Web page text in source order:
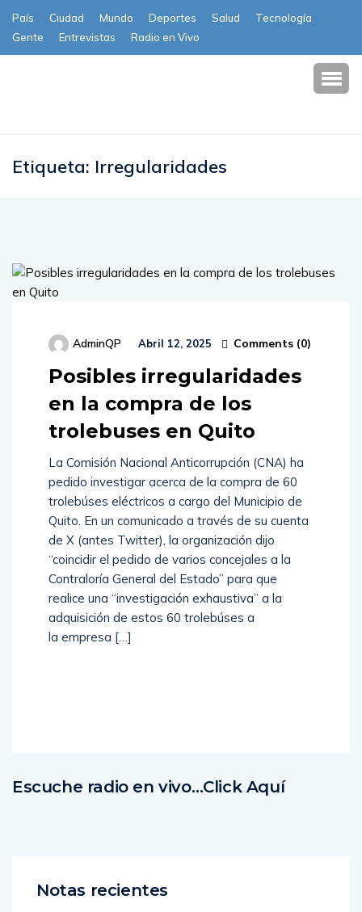
País Ciudad Mundo Deportes Salud
Tecnología
Gente
Entrevistas Radio en Vivo
Etiqueta: Irregularidades
AdminQP Abril 12, 2025 Comments (0)
Posibles irregularidades
en la compra de los
trolebuses en Quito
La Comisión Nacional Anticorrupción (CNA) ha
pedido investigar acerca de la compra de 60
trolebúses eléctricos a cargo del Municipio de
Quito. En un comunicado a través de su cuenta
de X (antes Twitter), la organización dijo
“coincidir el pedido de varios concejales a la
Contraloría General del Estado” para que
realice una “investigación exhaustiva” a la
adquisición de estos 60 trolebúses a
la empresa […]
Escuche radio en vivo…Click Aquí
Notas recientes